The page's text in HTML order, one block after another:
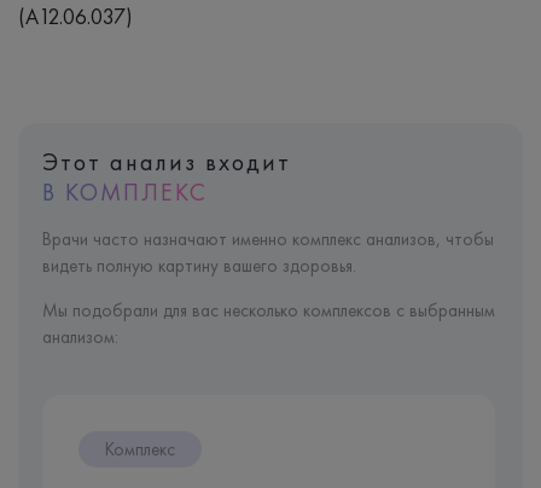
(A12.06.037)
Этот анализ входит
В КОМПЛЕКС
Врачи часто назначают именно комплекс анализов, чтобы
видеть полную картину вашего здоровья.
Мы подобрали для вас несколько комплексов с выбранным
анализом:
Комплекс